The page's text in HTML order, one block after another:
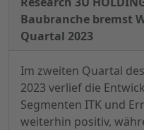
Baubranche bremst
Quartal 2023
Im zweiten Quartal
2023 verlief die
Segmenten ITK und
weiterhin positiv,